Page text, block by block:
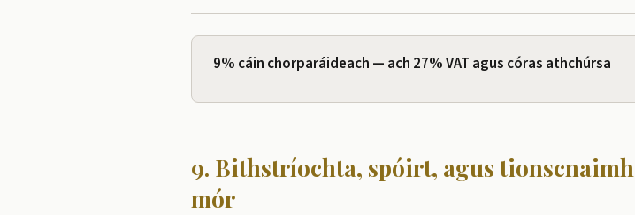
9% cáin chorparáideach — ach 27% VAT agus córas athchúrsa
9. Bithstríochta, spóirt, agus tionscnaimh
mór